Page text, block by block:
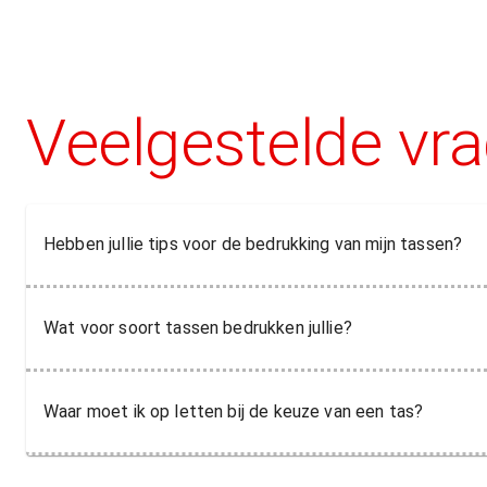
Veelgestelde
Hebben jullie tips voor de bedrukking van mijn tassen?
Wat voor soort tassen bedrukken jullie?
Waar moet ik op letten bij de keuze van een tas?